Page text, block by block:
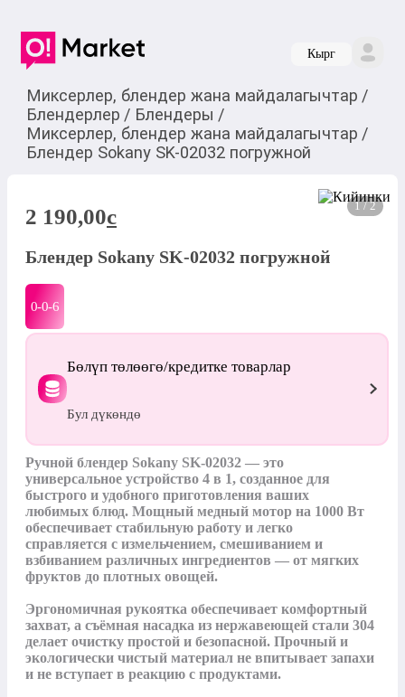
Кырг
Миксерлер, блендер жана майдалагычтар /
Блендерлер / Блендеры /
Миксерлер, блендер жана майдалагычтар /
Блендер Sokany SK-02032 погружной
1 / 2
2 190,00c
Блендер Sokany SK-02032 погружной
0-0-6
Бөлүп төлөөгө/кредитке товарлар
Бул дүкөндө
Ручной блендер Sokany SK-02032 — это
универсальное устройство 4 в 1, созданное для
быстрого и удобного приготовления ваших
любимых блюд. Мощный медный мотор на 1000 Вт
обеспечивает стабильную работу и легко
справляется с измельчением, смешиванием и
взбиванием различных ингредиентов — от мягких
фруктов до плотных овощей.
Эргономичная рукоятка обеспечивает комфортный
захват, а съёмная насадка из нержавеющей стали 304
делает очистку простой и безопасной. Прочный и
экологически чистый материал не впитывает запахи
и не вступает в реакцию с продуктами.